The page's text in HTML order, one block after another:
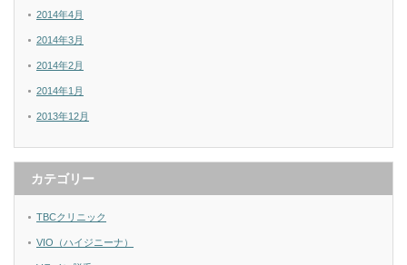
2014年4月
2014年3月
2014年2月
2014年1月
2013年12月
カテゴリー
TBCクリニック
VIO（ハイジニーナ）